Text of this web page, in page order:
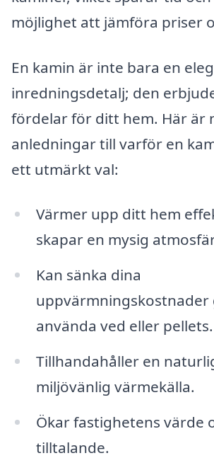
möjlighet att jämföra priser
En kamin är inte bara en
inredningsdetalj; den
fördelar för ditt hem. Här är
anledningar till varför en
ett utmärkt val:
Värmer upp ditt hem
skapar en mysig
Kan sänka dina
uppvärmningskostnader
använda ved eller pellets.
Tillhandahåller en
miljövänlig värmekälla.
Ökar fastighetens värde
tilltalande.